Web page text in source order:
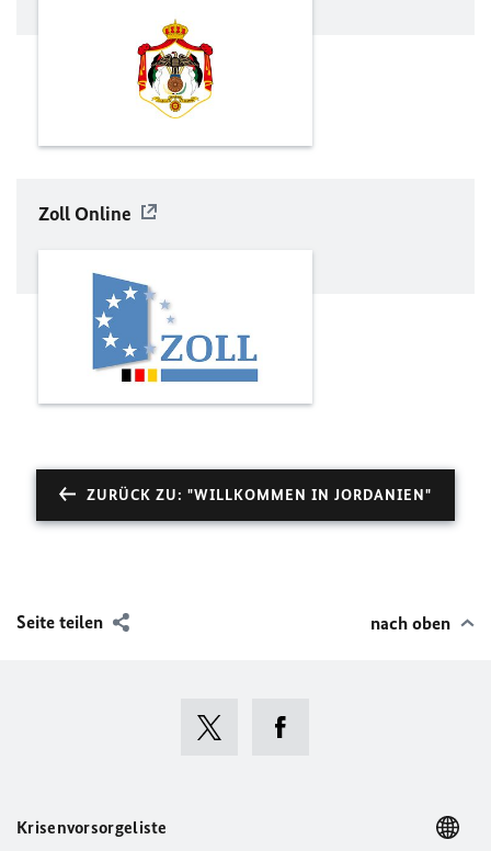
Zoll Online
ZURÜCK ZU: "WILLKOMMEN IN JORDANIEN"
Seite teilen nach oben
Krisenvorsorgeliste